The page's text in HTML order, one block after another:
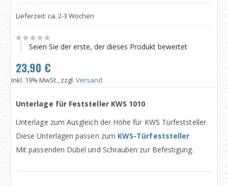
Lieferzeit: ca. 2-3 Wochen
Seien Sie der erste, der dieses Produkt bewertet
23,90 €
Inkl. 19% MwSt., zzgl. Versand
Unterlage für Feststeller KWS 1010
Unterlage zum Ausgleich der Höhe für KWS Türfeststeller.
Diese Unterlagen passen zum KWS-Türfeststeller
Mit passenden Dübel und Schrauben zur Befestigung.